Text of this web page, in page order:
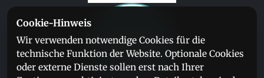
Cookie-Hinweis
Wir verwenden notwendige Cookies für die
technische Funktion der Website. Optionale Cookies
oder externe Dienste sollen erst nach Ihrer